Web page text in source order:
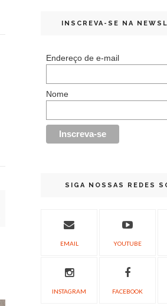
INSCREVA-SE NA
Endereço de e-mail
Nome
SIGA NOSSAS REDES
EMAIL YOUTUBE
INSTAGRAM FACEBOOK